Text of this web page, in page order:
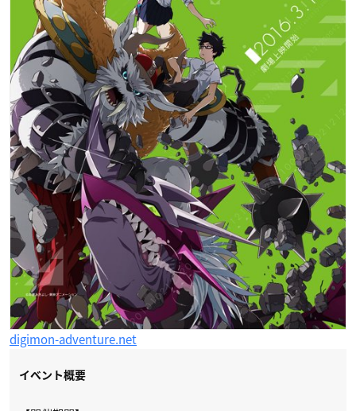
digimon-adventure.net
イベント概要